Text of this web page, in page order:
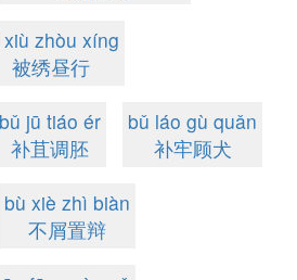
zhòu xíng
被绣昼行
bǔ jū tiáo ér
补苴调胚
bǔ láo gù quǎn
补牢顾犬
bù xiè zhì biàn
不屑置辩